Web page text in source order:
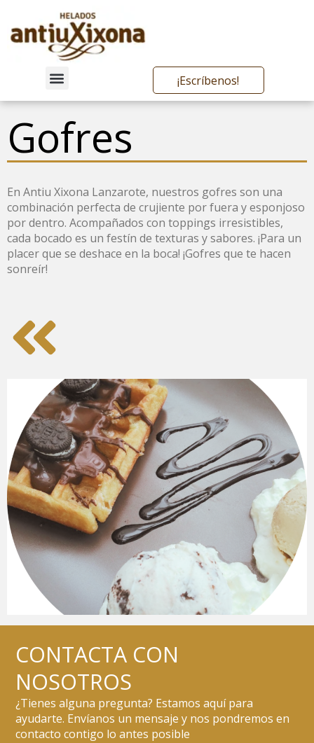
¡Escríbenos!
Gofres
En Antiu Xixona Lanzarote, nuestros gofres son una
combinación perfecta de crujiente por fuera y esponjoso
por dentro. Acompañados con toppings irresistibles,
cada bocado es un festín de texturas y sabores. ¡Para un
placer que se deshace en la boca! ¡Gofres que te hacen
sonreír!
CONTACTA CON
NOSOTROS
¿Tienes alguna pregunta? Estamos aquí para
ayudarte. Envíanos un mensaje y nos pondremos en
contacto contigo lo antes posible